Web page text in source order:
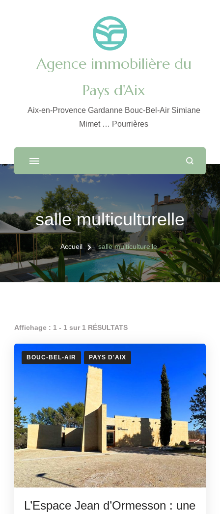
Agence immobilière du
Pays d'Aix
Aix-en-Provence Gardanne Bouc-Bel-Air Simiane
Mimet … Pourrières
salle multiculturelle
Accueil salle multiculturelle
Affichage : 1 - 1 sur 1 RÉSULTATS
BOUC-BEL-AIR PAYS D'AIX
L’Espace Jean d’Ormesson : une